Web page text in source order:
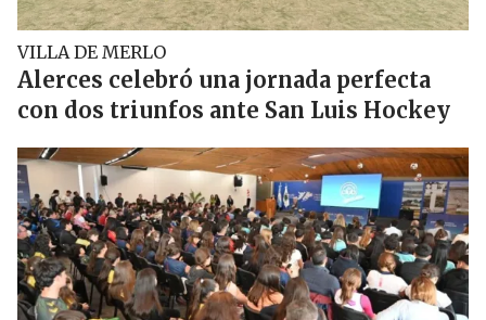
VILLA DE MERLO
Alerces celebró una jornada perfecta
con dos triunfos ante San Luis Hockey